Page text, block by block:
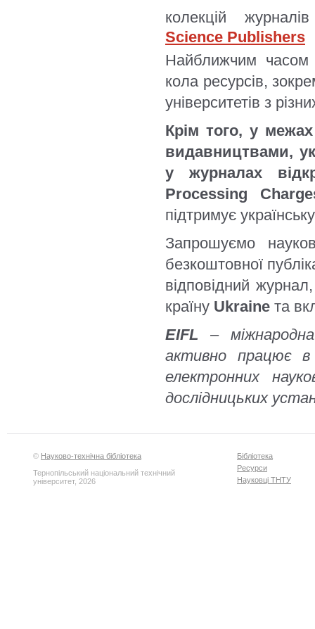
колекцій
Science Publishers
Найближчим часом
кола ресурсів,
університетів з
Крім того, у
видавництвами,
у журналах
Processing
підтримує
Запрошуємо
безкоштовної
відповідний
країну Ukraine та
EIFL –
активно працює
електронних
дослідницьких
© Науково-технічна бібліотека
Тернопільський національний технічний
університет, 2026
Бібліотека
Ресурси
Науковці ТНТУ